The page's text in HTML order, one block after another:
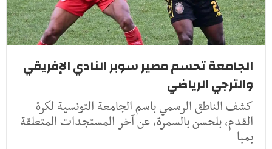
الجامعة تحسم مصير سوبر النادي الإفريقي
والترجي الرياضي
كشف الناطق الرسمي باسم الجامعة التونسية لكرة
القدم، بلحسن بالسمرة، عن آخر المستجدات المتعلقة
بمبا